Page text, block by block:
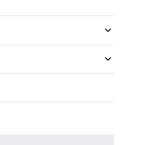
hyaluronsyra och betain,
toppar. Schampot innehåller